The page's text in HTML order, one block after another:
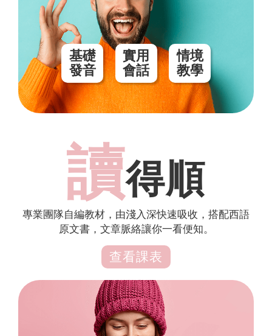
基礎
發音
實用
會話
情境
教學
讀得順
專業團隊自編教材，由淺入深快速吸收，搭配西語
原文書，文章脈絡讓你一看便知。
查看課表